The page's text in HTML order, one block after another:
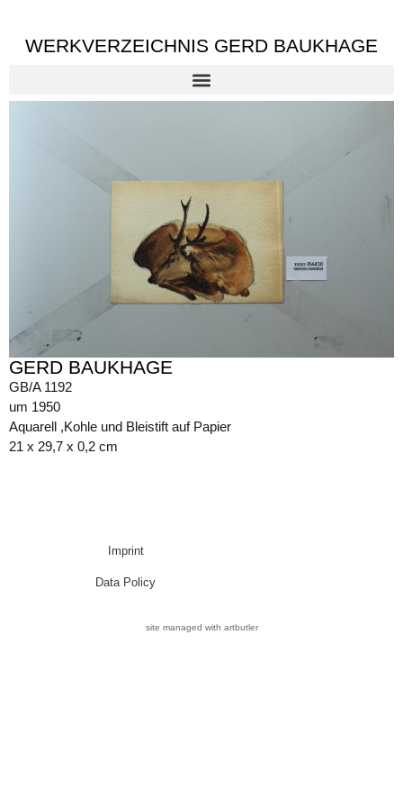
WERKVERZEICHNIS GERD BAUKHAGE
GERD BAUKHAGE
GB/A 1192
um 1950
Aquarell ,Kohle und Bleistift auf Papier
21 x 29,7 x 0,2 cm
Imprint
Data Policy
site managed with artbutler